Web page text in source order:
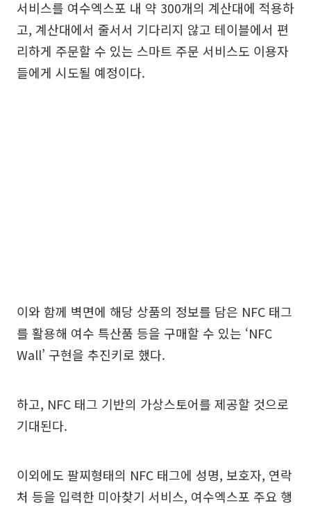
서비스를 여수엑스포 내 약 300개의 계산대에 적용하
고, 계산대에서 줄서서 기다리지 않고 테이블에서 편
리하게 주문할 수 있는 스마트 주문 서비스도 이용자
들에게 시도될 예정이다.
이와 함께 벽면에 해당 상품의 정보를 담은 NFC 태그
를 활용해 여수 특산품 등을 구매할 수 있는 ‘NFC
Wall’ 구현을 추진키로 했다.
하고, NFC 태그 기반의 가상스토어를 제공할 것으로
기대된다.
이외에도 팔찌형태의 NFC 태그에 성명, 보호자, 연락
처 등을 입력한 미아찾기 서비스, 여수엑스포 주요 행